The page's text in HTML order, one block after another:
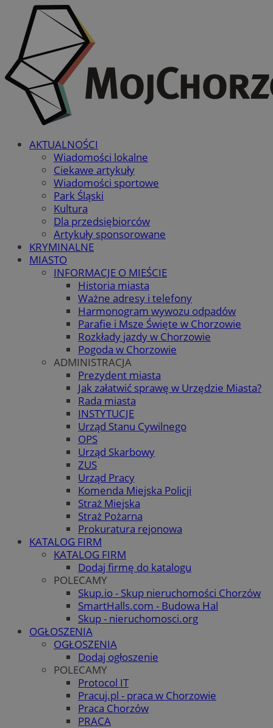
AKTUALNOŚCI
Wiadomości lokalne
Ciekawe artykuły
Wiadomości sportowe
Park Śląski
Kultura
Dla przedsiębiorców
Artykuły sponsorowane
KRYMINALNE
MIASTO
INFORMACJE O MIEŚCIE
Historia miasta
Ważne adresy i telefony
Harmonogram wywozu odpadów
Parafie i Msze Święte w Chorzowie
Rozkłady jazdy w Chorzowie
Pogoda w Chorzowie
ADMINISTRACJA
Prezydent miasta
Jak załatwić sprawę w Urzędzie Miasta?
Rada miasta
INSTYTUCJE
Urząd Stanu Cywilnego
OPS
Urząd Skarbowy
ZUS
Urząd Pracy
Komenda Miejska Policji
Straż Miejska
Straż Pożarna
Prokuratura rejonowa
KATALOG FIRM
KATALOG FIRM
Dodaj firmę do katalogu
POLECAMY
Skup.io - Skup nieruchomości Chorzów
SmartHalls.com - Budowa Hal
Skup - nieruchomosci.org
OGŁOSZENIA
OGŁOSZENIA
Dodaj ogłoszenie
POLECAMY
Protocol IT
Pracuj.pl - praca w Chorzowie
Praca Chorzów
PRACA